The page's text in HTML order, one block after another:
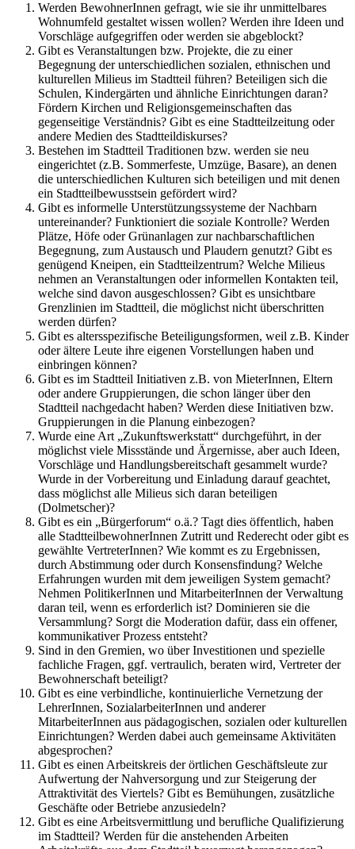
Werden BewohnerInnen gefragt, wie sie ihr unmittelbares
Wohnumfeld gestaltet wissen wollen? Werden ihre Ideen und
Vorschläge aufgegriffen oder werden sie abgeblockt?
Gibt es Veranstaltungen bzw. Projekte, die zu einer
Begegnung der unterschiedlichen sozialen, ethnischen und
kulturellen Milieus im Stadtteil führen? Beteiligen sich die
Schulen, Kindergärten und ähnliche Einrichtungen daran?
Fördern Kirchen und Religionsgemeinschaften das
gegenseitige Verständnis? Gibt es eine Stadtteilzeitung oder
andere Medien des Stadtteildiskurses?
Bestehen im Stadtteil Traditionen bzw. werden sie neu
eingerichtet (z.B. Sommerfeste, Umzüge, Basare), an denen
die unterschiedlichen Kulturen sich beteiligen und mit denen
ein Stadtteilbewusstsein gefördert wird?
Gibt es informelle Unterstützungssysteme der Nachbarn
untereinander? Funktioniert die soziale Kontrolle? Werden
Plätze, Höfe oder Grünanlagen zur nachbarschaftlichen
Begegnung, zum Austausch und Plaudern genutzt? Gibt es
genügend Kneipen, ein Stadtteilzentrum? Welche Milieus
nehmen an Veranstaltungen oder informellen Kontakten teil,
welche sind davon ausgeschlossen? Gibt es unsichtbare
Grenzlinien im Stadtteil, die möglichst nicht überschritten
werden dürfen?
Gibt es altersspezifische Beteiligungsformen, weil z.B. Kinder
oder ältere Leute ihre eigenen Vorstellungen haben und
einbringen können?
Gibt es im Stadtteil Initiativen z.B. von MieterInnen, Eltern
oder andere Gruppierungen, die schon länger über den
Stadtteil nachgedacht haben? Werden diese Initiativen bzw.
Gruppierungen in die Planung einbezogen?
Wurde eine Art „Zukunftswerkstatt“ durchgeführt, in der
möglichst viele Missstände und Ärgernisse, aber auch Ideen,
Vorschläge und Handlungsbereitschaft gesammelt wurde?
Wurde in der Vorbereitung und Einladung darauf geachtet,
dass möglichst alle Milieus sich daran beteiligen
(Dolmetscher)?
Gibt es ein „Bürgerforum“ o.ä.? Tagt dies öffentlich, haben
alle StadtteilbewohnerInnen Zutritt und Rederecht oder gibt es
gewählte VertreterInnen? Wie kommt es zu Ergebnissen,
durch Abstimmung oder durch Konsensfindung? Welche
Erfahrungen wurden mit dem jeweiligen System gemacht?
Nehmen PolitikerInnen und MitarbeiterInnen der Verwaltung
daran teil, wenn es erforderlich ist? Dominieren sie die
Versammlung? Sorgt die Moderation dafür, dass ein offener,
kommunikativer Prozess entsteht?
Sind in den Gremien, wo über Investitionen und spezielle
fachliche Fragen, ggf. vertraulich, beraten wird, Vertreter der
Bewohnerschaft beteiligt?
Gibt es eine verbindliche, kontinuierliche Vernetzung der
LehrerInnen, SozialarbeiterInnen und anderer
MitarbeiterInnen aus pädagogischen, sozialen oder kulturellen
Einrichtungen? Werden dabei auch gemeinsame Aktivitäten
abgesprochen?
Gibt es einen Arbeitskreis der örtlichen Geschäftsleute zur
Aufwertung der Nahversorgung und zur Steigerung der
Attraktivität des Viertels? Gibt es Bemühungen, zusätzliche
Geschäfte oder Betriebe anzusiedeln?
Gibt es eine Arbeitsvermittlung und berufliche Qualifizierung
im Stadtteil? Werden für die anstehenden Arbeiten